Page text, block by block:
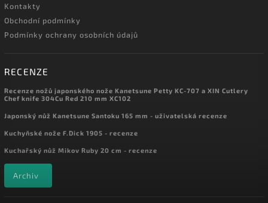
Kontakty
Obchodní podmínky
Podmínky ochrany osobních údajů
RECENZE
Recenze nožů japonského nože Kanetsune Petty KC-707 a XIN Cutlery
Chef knife 304Cu Red 210 mm XC102
Japonský nůž Kanetsune Santoku 165 mm - uživatelská recenze
Kuchyňské nože F.Dick 1905 - recenze
Kuchařský nůž Mikov Ruby 20 cm - recenze
Archiv